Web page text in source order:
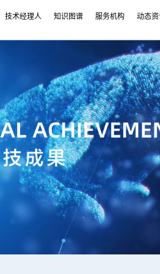
技术经理人 知识图谱 服务机构 动态